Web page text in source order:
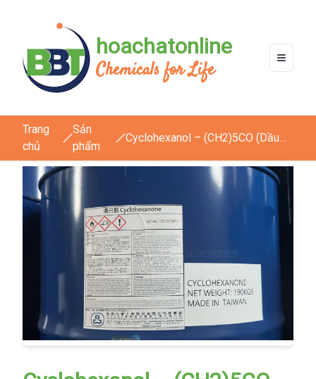
hoachatonline
Chemicals for Life
Trang
chủ
Sản
phẩm
Cyclohexanol – (CH2)5CO (Dầu